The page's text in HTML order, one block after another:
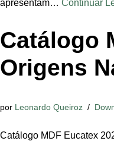
apresentam… Continuar
Catálogo
Origens
por Leonardo Queiroz
Catálogo MDF Eucatex